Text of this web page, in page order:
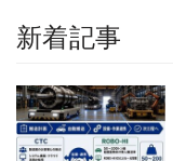
新着記事